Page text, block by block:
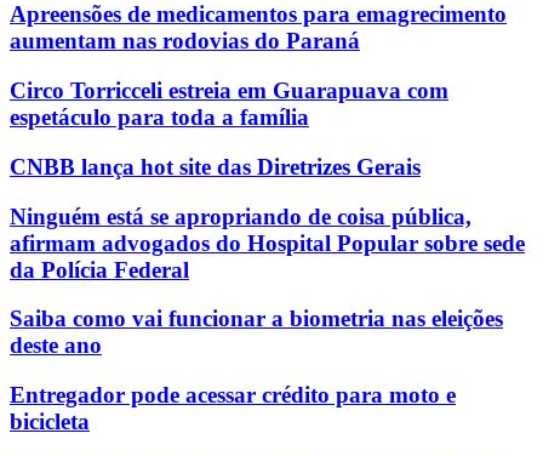
Apreensões de medicamentos para emagrecimento
aumentam nas rodovias do Paraná
Circo Torricceli estreia em Guarapuava com
espetáculo para toda a família
CNBB lança hot site das Diretrizes Gerais
Ninguém está se apropriando de coisa pública,
afirmam advogados do Hospital Popular sobre sede
da Polícia Federal
Saiba como vai funcionar a biometria nas eleições
deste ano
Entregador pode acessar crédito para moto e
bicicleta